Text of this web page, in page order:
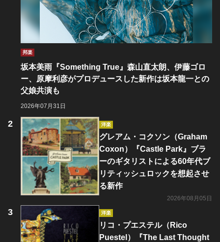
邦楽
坂本美雨『Something True』森山直太朗、伊藤ゴロ
ー、原摩利彦がプロデュースした新作は坂本龍一との
父娘共演も
2026年07月31日
洋楽
グレアム・コクソン（Graham
Coxon）『Castle Park』ブラ
ーのギタリストによる60年代ブ
リティッシュロックを想起させ
る新作
2026年08月05日
洋楽
リコ・プエステル（Rico
Puestel）『The Last Thought